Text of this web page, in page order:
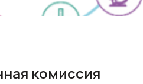
комиссия